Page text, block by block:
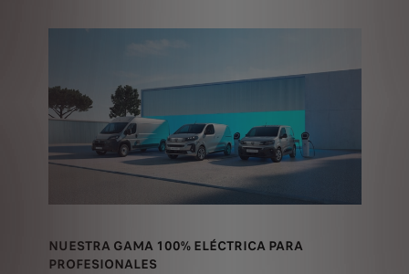
NUESTRA GAMA 100% ELÉCTRICA PARA
PROFESIONALES